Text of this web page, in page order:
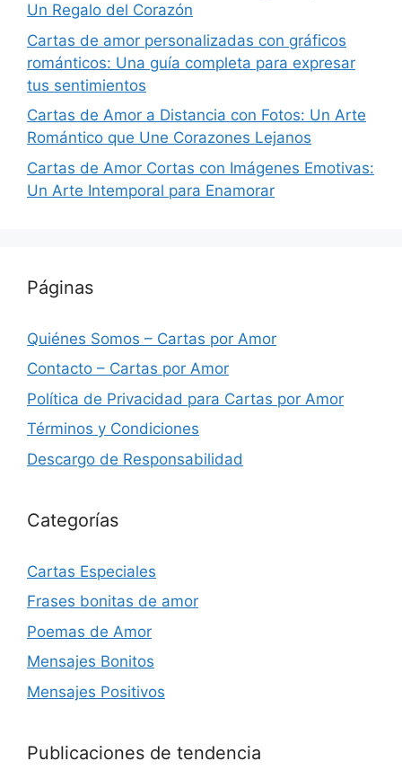
Un Regalo del Corazón
Cartas de amor personalizadas con gráficos
románticos: Una guía completa para expresar
tus sentimientos
Cartas de Amor a Distancia con Fotos: Un Arte
Romántico que Une Corazones Lejanos
Cartas de Amor Cortas con Imágenes Emotivas:
Un Arte Intemporal para Enamorar
Páginas
Quiénes Somos – Cartas por Amor
Contacto – Cartas por Amor
Política de Privacidad para Cartas por Amor
Términos y Condiciones
Descargo de Responsabilidad
Categorías
Cartas Especiales
Frases bonitas de amor
Poemas de Amor
Mensajes Bonitos
Mensajes Positivos
Publicaciones de tendencia